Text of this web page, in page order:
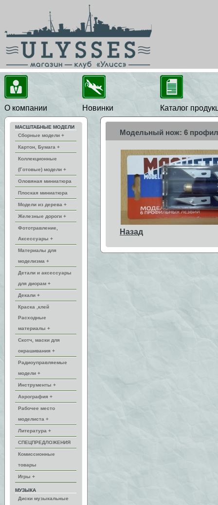
О компании Новинки Каталог
МАСШТАБНЫЕ МОДЕЛИ
Сборные модели +
Картон, Бумага +
Коллекционные
(Готовые) модели +
Оловяная миниатюра
Плоская миниатюра
Модели из дерева +
Железные дороги +
Фототравление,
Аксессуары +
Материалы для
моделизма +
Детали и аксессуары
для диорам +
Декали +
Краска ,клей
Расходные
материалы +
Скотч, маски для
окрашивания +
Радиоуправляемые
модели +
Инструменты +
Аэрография +
Рабочее место
моделиста +
Литература +
СПЕЦПРЕДЛОЖЕНИЯ
Комиссионные
товары
Игры +
МУЗЫКА
Диски музыкальные
Модельный нож: 6
Назад